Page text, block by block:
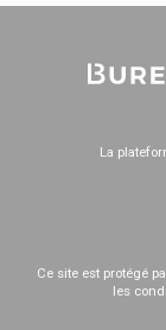
La
Ce site est protégé
les